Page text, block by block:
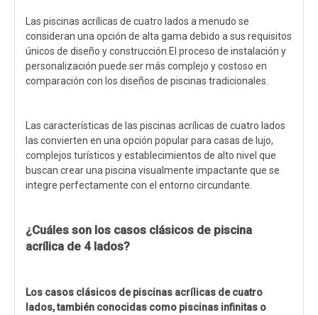
Las piscinas acrílicas de cuatro lados a menudo se
consideran una opción de alta gama debido a sus requisitos
únicos de diseño y construcción.El proceso de instalación y
personalización puede ser más complejo y costoso en
comparación con los diseños de piscinas tradicionales.
Las características de las piscinas acrílicas de cuatro lados
las convierten en una opción popular para casas de lujo,
complejos turísticos y establecimientos de alto nivel que
buscan crear una piscina visualmente impactante que se
integre perfectamente con el entorno circundante.
¿Cuáles son los casos clásicos de piscina
acrílica de 4 lados?
Los casos clásicos de piscinas acrílicas de cuatro
lados, también conocidas como piscinas infinitas o